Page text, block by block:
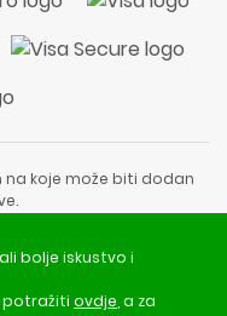
na koje može biti dodan
i nuspojavama
farmaceutu.
bolje iskustvo i
potražiti ovdje , a za